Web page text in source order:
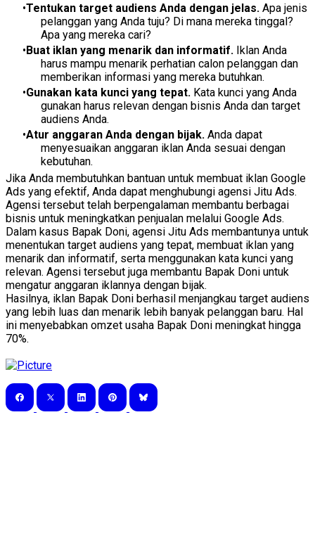
Tentukan target audiens Anda dengan jelas. Apa jenis
pelanggan yang Anda tuju? Di mana mereka tinggal?
Apa yang mereka cari?
Buat iklan yang menarik dan informatif. Iklan Anda
harus mampu menarik perhatian calon pelanggan dan
memberikan informasi yang mereka butuhkan.
Gunakan kata kunci yang tepat. Kata kunci yang Anda
gunakan harus relevan dengan bisnis Anda dan target
audiens Anda.
Atur anggaran Anda dengan bijak. Anda dapat
menyesuaikan anggaran iklan Anda sesuai dengan
kebutuhan.
Jika Anda membutuhkan bantuan untuk membuat iklan Google
Ads yang efektif, Anda dapat menghubungi agensi Jitu Ads.
Agensi tersebut telah berpengalaman membantu berbagai
bisnis untuk meningkatkan penjualan melalui Google Ads.
Dalam kasus Bapak Doni, agensi Jitu Ads membantunya untuk
menentukan target audiens yang tepat, membuat iklan yang
menarik dan informatif, serta menggunakan kata kunci yang
relevan. Agensi tersebut juga membantu Bapak Doni untuk
mengatur anggaran iklannya dengan bijak.
Hasilnya, iklan Bapak Doni berhasil menjangkau target audiens
yang lebih luas dan menarik lebih banyak pelanggan baru. Hal
ini menyebabkan omzet usaha Bapak Doni meningkat hingga
70%.